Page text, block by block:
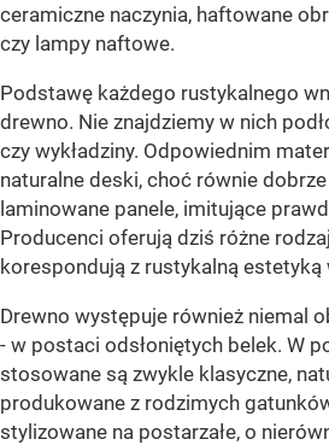
ceramiczne naczynia, haftowane
czy lampy naftowe.
Podstawę każdego rustykalnego
drewno. Nie znajdziemy w nich
czy wykładziny. Odpowiednim
naturalne deski, choć równie
laminowane panele, imitujące
Producenci oferują dziś różne
korespondują z rustykalną estetyką
Drewno występuje również niemal
- w postaci odsłoniętych belek. W
stosowane są zwykle klasyczne,
produkowane z rodzimych
stylizowane na postarzałe, o